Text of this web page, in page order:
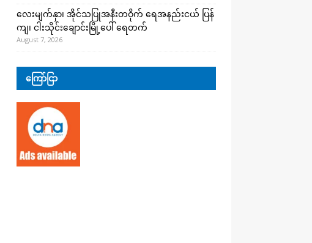
လေးမျက်နှာ၊ အိုင်သပြုအနီးတဝိုက် ရေအနည်းငယ် ပြန်
ကျ၊ ငါးသိုင်းချောင်းမြို့ပေါ် ရေတက်
August 7, 2026
ကြော်ငြာ